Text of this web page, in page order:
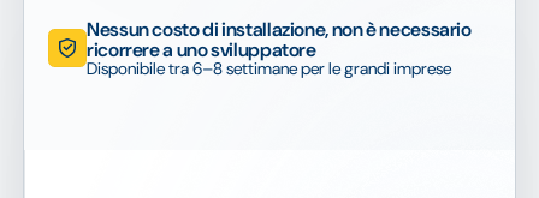
Nessun costo di installazione, non è necessario
ricorrere a uno sviluppatore
Disponibile tra 6–8 settimane per le grandi imprese